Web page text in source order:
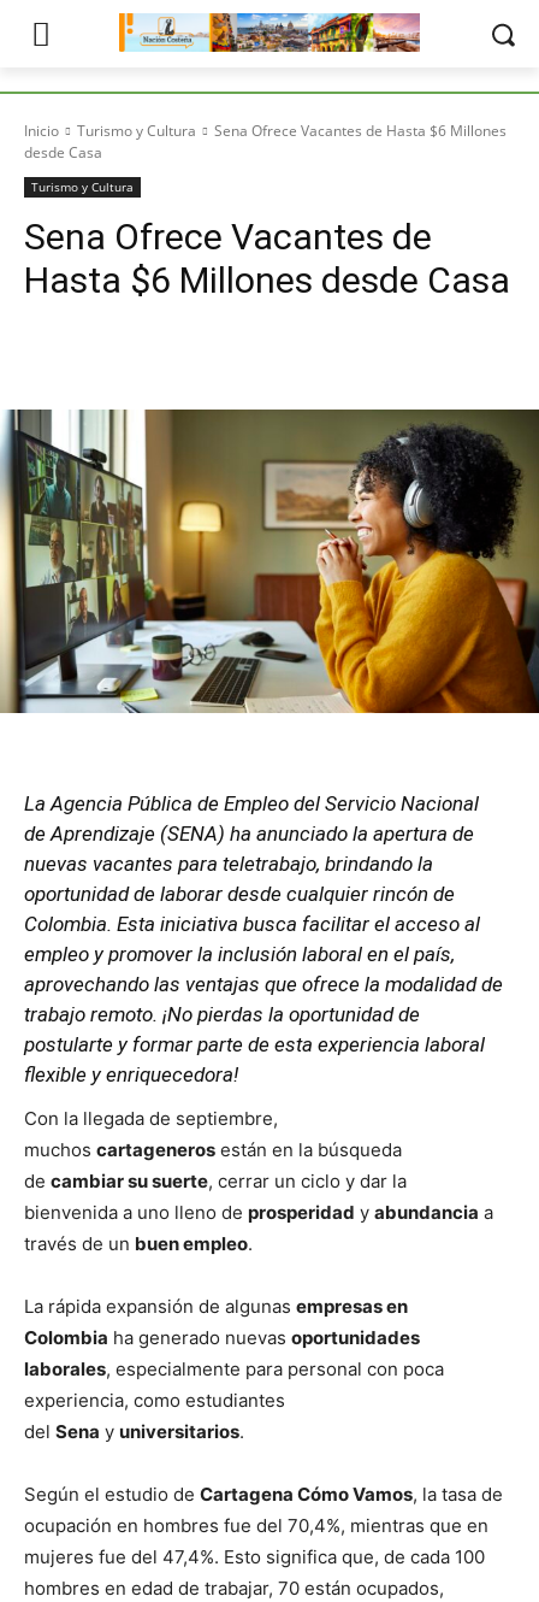
Inicio Turismo y Cultura
Sena Ofrece Vacantes de Hasta $6 Millones
desde Casa
Turismo y Cultura
Sena Ofrece Vacantes de
Hasta $6 Millones desde Casa
La Agencia Pública de Empleo del Servicio Nacional
de Aprendizaje (SENA) ha anunciado la apertura de
nuevas vacantes para teletrabajo, brindando la
oportunidad de laborar desde cualquier rincón de
Colombia. Esta iniciativa busca facilitar el acceso al
empleo y promover la inclusión laboral en el país,
aprovechando las ventajas que ofrece la modalidad de
trabajo remoto. ¡No pierdas la oportunidad de
postularte y formar parte de esta experiencia laboral
flexible y enriquecedora!
Con la llegada de septiembre,
muchos cartageneros están en la búsqueda
de cambiar su suerte, cerrar un ciclo y dar la
bienvenida a uno lleno de prosperidad y abundancia a
través de un buen empleo.
La rápida expansión de algunas empresas en
Colombia ha generado nuevas oportunidades
laborales, especialmente para personal con poca
experiencia, como estudiantes
del Sena y universitarios.
Según el estudio de Cartagena Cómo Vamos, la tasa de
ocupación en hombres fue del 70,4%, mientras que en
mujeres fue del 47,4%. Esto significa que, de cada 100
hombres en edad de trabajar, 70 están ocupados,